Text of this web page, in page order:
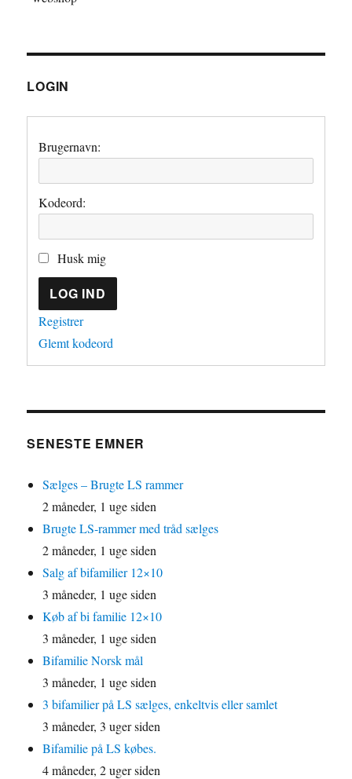
LOGIN
Brugernavn:
Kodeord:
Husk mig
LOG IND
Registrer
Glemt kodeord
SENESTE EMNER
Sælges – Brugte LS rammer
2 måneder, 1 uge siden
Brugte LS-rammer med tråd sælges
2 måneder, 1 uge siden
Salg af bifamilier 12×10
3 måneder, 1 uge siden
Køb af bi familie 12×10
3 måneder, 1 uge siden
Bifamilie Norsk mål
3 måneder, 1 uge siden
3 bifamilier på LS sælges, enkeltvis eller samlet
3 måneder, 3 uger siden
Bifamilie på LS købes.
4 måneder, 2 uger siden